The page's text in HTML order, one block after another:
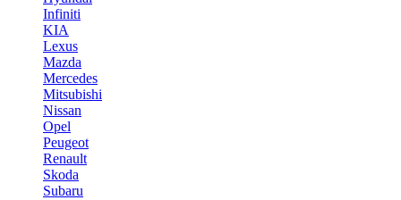
Infiniti
KIA
Lexus
Mazda
Mercedes
Mitsubishi
Nissan
Opel
Peugeot
Renault
Skoda
Subaru